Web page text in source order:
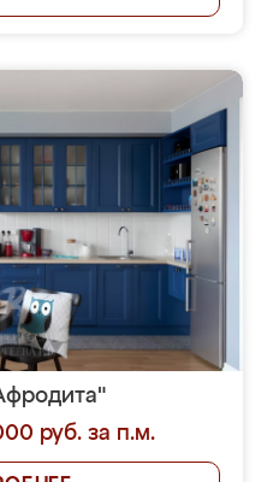
руб. за п.м.